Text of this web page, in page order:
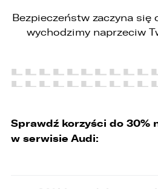
Bezpieczeństw zaczyna się
wychodzimy naprzeciw
Sprawdź korzyści do 30%
w serwisie Audi:
SKOPIUJ LINK